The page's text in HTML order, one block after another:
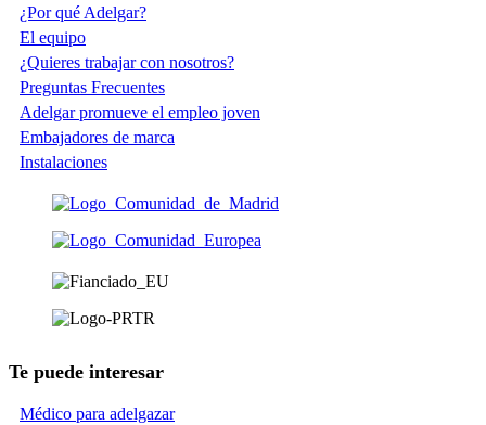
¿Por qué Adelgar?
El equipo
¿Quieres trabajar con nosotros?
Preguntas Frecuentes
Adelgar promueve el empleo joven
Embajadores de marca
Instalaciones
Te puede interesar
Médico para adelgazar